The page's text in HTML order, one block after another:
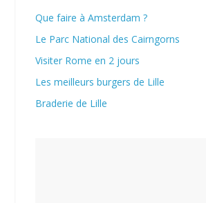
Que faire à Amsterdam ?
Le Parc National des Cairngorns
Visiter Rome en 2 jours
Les meilleurs burgers de Lille
Braderie de Lille